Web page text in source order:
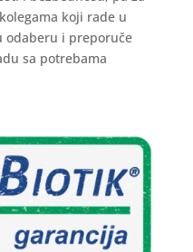
koji rade u
odaberu i preporuče
sa potrebama